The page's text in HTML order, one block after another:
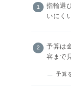
指輪選
いにく
予算は
容まで
予算